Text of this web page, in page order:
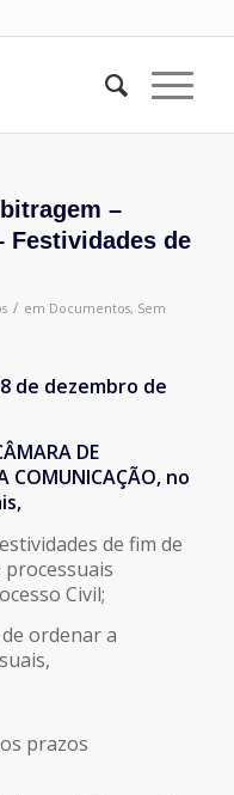
–
Festividades de
/ em Documentos, Sem
de dezembro de
DE
COMUNICAÇÃO, no
de fim de
processuais
Civil;
ordenar a
prazos